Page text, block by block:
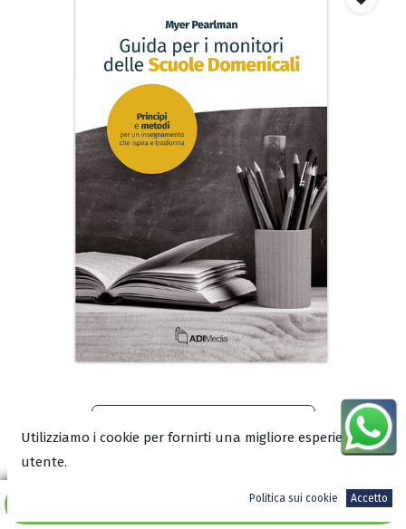
Aggiungi al carrello
Utilizziamo i cookie per fornirti una migliore esperienza
utente.
Politica sui cookie Accetto